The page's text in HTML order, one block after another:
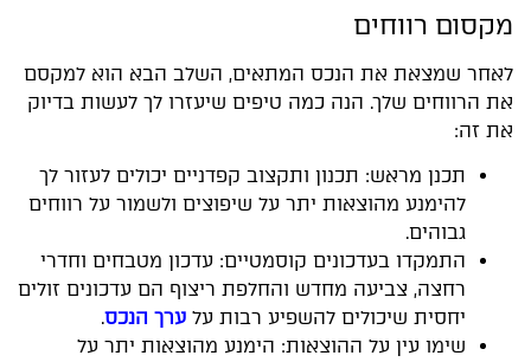
מקסום רווחים
לאחר שמצאת את הנכס המתאים, השלב הבא הוא למקסם
את הרווחים שלך. הנה כמה טיפים שיעזרו לך לעשות בדיוק
את זה:
תכנן מראש: תכנון ותקצוב קפדניים יכולים לעזור לך
להימנע מהוצאות יתר על שיפוצים ולשמור על רווחים
גבוהים.
התמקדו בעדכונים קוסמטיים: עדכון מטבחים וחדרי
רחצה, צביעה מחדש והחלפת ריצוף הם עדכונים זולים
יחסית שיכולים להשפיע רבות על ערך הנכס.
שימו עין על ההוצאות: הימנע מהוצאות יתר על